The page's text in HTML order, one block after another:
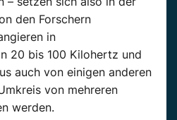
den Forschern
in
20 bis 100 Kilohertz und
auch von einigen anderen
von mehreren
werden.